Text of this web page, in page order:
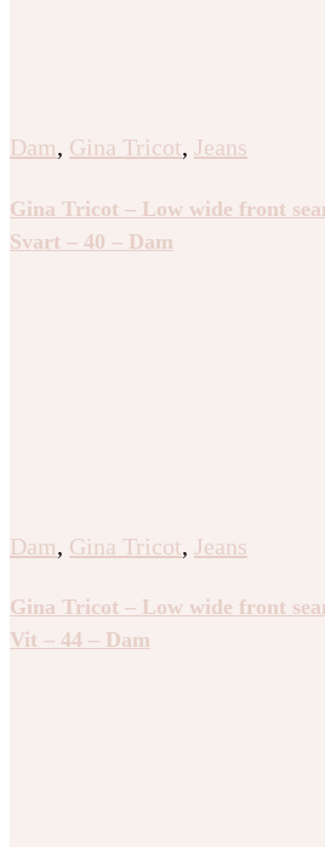
Dam, Gina Tricot, Jeans
Gina Tricot – Low wide front
Svart – 40 – Dam
Dam, Gina Tricot, Jeans
Gina Tricot – Low wide front
Vit – 44 – Dam